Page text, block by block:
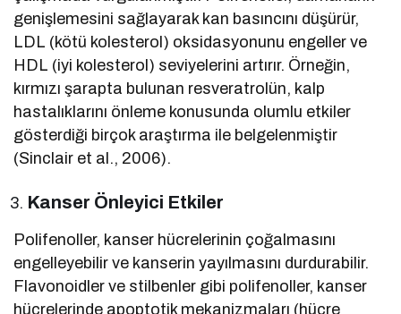
genişlemesini sağlayarak kan basıncını düşürür,
LDL (kötü kolesterol) oksidasyonunu engeller ve
HDL (iyi kolesterol) seviyelerini artırır. Örneğin,
kırmızı şarapta bulunan resveratrolün, kalp
hastalıklarını önleme konusunda olumlu etkiler
gösterdiği birçok araştırma ile belgelenmiştir
(Sinclair et al., 2006).
Kanser Önleyici Etkiler
Polifenoller, kanser hücrelerinin çoğalmasını
engelleyebilir ve kanserin yayılmasını durdurabilir.
Flavonoidler ve stilbenler gibi polifenoller, kanser
hücrelerinde apoptotik mekanizmaları (hücre